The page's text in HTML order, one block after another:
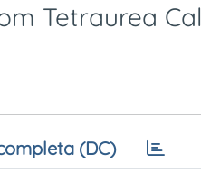
Tetraurea
(DC)